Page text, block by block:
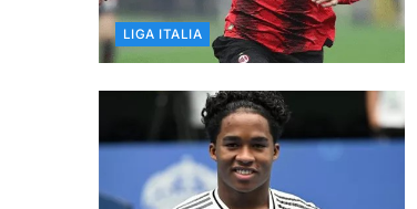
LIGA ITALIA